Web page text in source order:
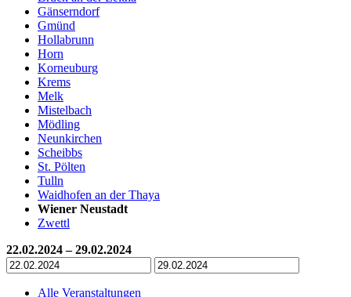
Gänserndorf
Gmünd
Hollabrunn
Horn
Korneuburg
Krems
Melk
Mistelbach
Mödling
Neunkirchen
Scheibbs
St. Pölten
Tulln
Waidhofen an der Thaya
Wiener Neustadt
Zwettl
22.02.2024 – 29.02.2024
Alle Veranstaltungen